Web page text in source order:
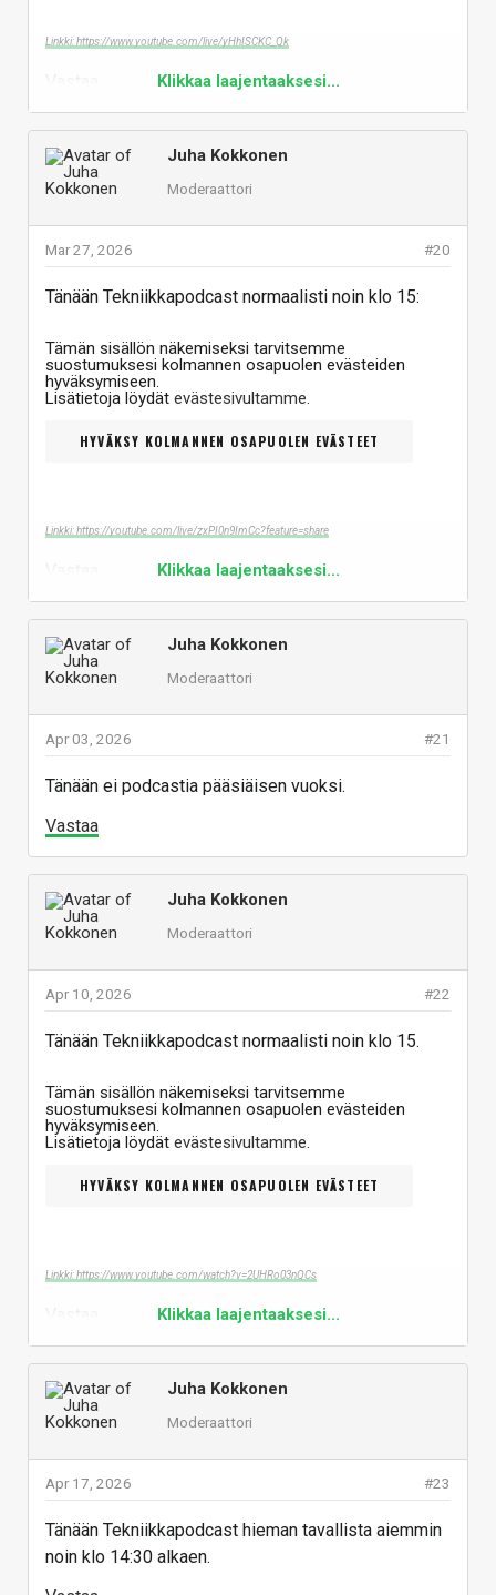
Linkki: https://www.youtube.com/live/yHhISCKC_Qk
Klikkaa laajentaaksesi...
Juha Kokkonen
Moderaattori
#20
Mar 27, 2026
Tänään Tekniikkapodcast normaalisti noin klo 15:
Tämän sisällön näkemiseksi tarvitsemme
suostumuksesi kolmannen osapuolen evästeiden
hyväksymiseen.
Lisätietoja löydät evästesivultamme
HYVÄKSY KOLMANNEN OSAPUOLEN EVÄSTEET
Linkki: https://youtube.com/live/zxPI0n9ImCc?feature=share
Klikkaa laajentaaksesi...
Juha Kokkonen
Moderaattori
#21
Apr 03, 2026
Tänään ei podcastia pääsiäisen vuoksi.
Vastaa
Juha Kokkonen
Moderaattori
#22
Apr 10, 2026
Tänään Tekniikkapodcast normaalisti noin klo 15.
Tämän sisällön näkemiseksi tarvitsemme
suostumuksesi kolmannen osapuolen evästeiden
hyväksymiseen.
Lisätietoja löydät evästesivultamme
HYVÄKSY KOLMANNEN OSAPUOLEN EVÄSTEET
Linkki: https://www.youtube.com/watch?v=2UHRo03nQCs
Klikkaa laajentaaksesi...
Juha Kokkonen
Moderaattori
#23
Apr 17, 2026
Tänään Tekniikkapodcast hieman tavallista aiemmin
noin klo 14:30 alkaen.